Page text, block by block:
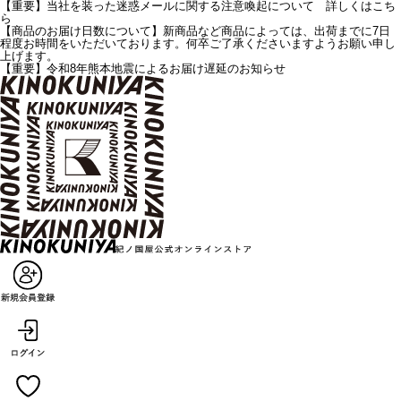
【重要】当社を装った迷惑メールに関する注意喚起について 詳しくはこち
ら
【商品のお届け日数について】新商品など商品によっては、出荷までに7日
程度お時間をいただいております。何卒ご了承くださいますようお願い申し
上げます。
【重要】令和8年熊本地震によるお届け遅延のお知らせ